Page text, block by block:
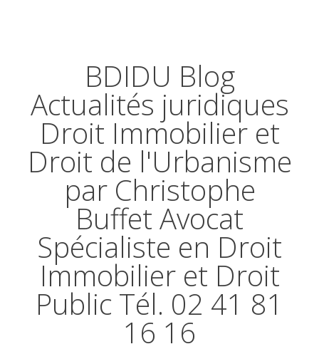
BDIDU Blog
Actualités juridiques
Droit Immobilier et
Droit de l'Urbanisme
par Christophe
Buffet Avocat
Spécialiste en Droit
Immobilier et Droit
Public Tél. 02 41 81
16 16